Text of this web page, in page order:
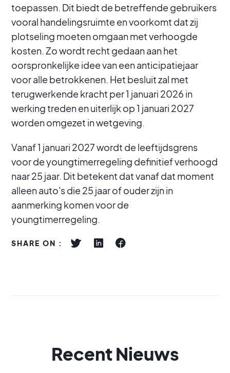
toepassen. Dit biedt de betreffende gebruikers
vooral handelingsruimte en voorkomt dat zij
plotseling moeten omgaan met verhoogde
kosten. Zo wordt recht gedaan aan het
oorspronkelijke idee van een anticipatiejaar
voor alle betrokkenen. Het besluit zal met
terugwerkende kracht per 1 januari 2026 in
werking treden en uiterlijk op 1 januari 2027
worden omgezet in wetgeving.
Vanaf 1 januari 2027 wordt de leeftijdsgrens
voor de youngtimerregeling definitief verhoogd
naar 25 jaar. Dit betekent dat vanaf dat moment
alleen auto's die 25 jaar of ouder zijn in
aanmerking komen voor de
youngtimerregeling.
SHARE ON :
Recent Nieuws